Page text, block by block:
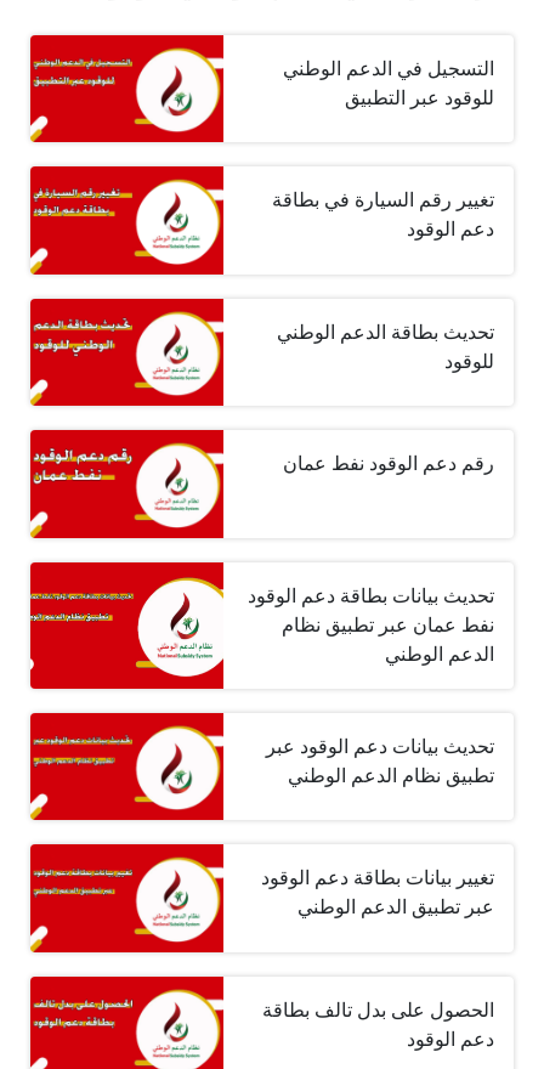
التسجيل في الدعم الوطني
للوقود عبر التطبيق
تغيير رقم السيارة في بطاقة
دعم الوقود
تحديث بطاقة الدعم الوطني
للوقود
رقم دعم الوقود نفط عمان
تحديث بيانات بطاقة دعم الوقود
نفط عمان عبر تطبيق نظام
الدعم الوطني
تحديث بيانات دعم الوقود عبر
تطبيق نظام الدعم الوطني
تغيير بيانات بطاقة دعم الوقود
عبر تطبيق الدعم الوطني
الحصول على بدل تالف بطاقة
دعم الوقود